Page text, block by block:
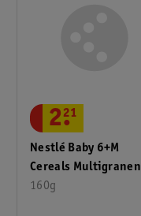
Nestlé Baby 6+M
Cereals Multigranen
160g
2.
21